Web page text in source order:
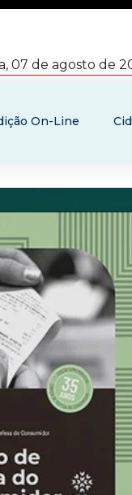
07 de agosto de
On-Line